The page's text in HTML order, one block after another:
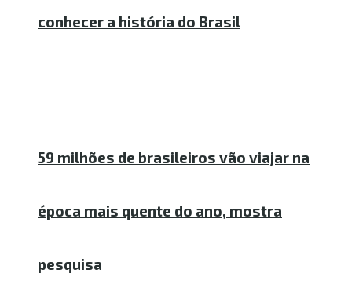
conhecer a história do Brasil
59 milhões de brasileiros vão viajar na
época mais quente do ano, mostra
pesquisa